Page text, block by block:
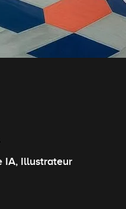
Artiste IA, Illustrateur